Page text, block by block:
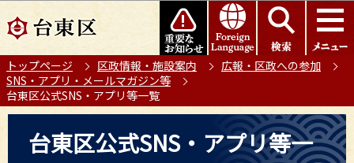
の
ー
ジ
の
このページの本文へ移動
トップページ 区政情報・施設案内
広報・区政への参加
SNS・アプリ・メールマガジン等
台東区公式SNS・アプリ等一覧
台東区公式SNS・アプリ等一